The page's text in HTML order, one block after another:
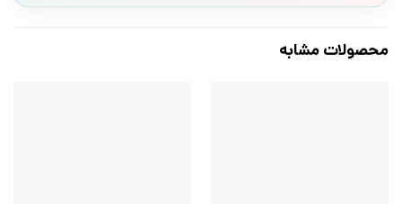
محصولات مشابه